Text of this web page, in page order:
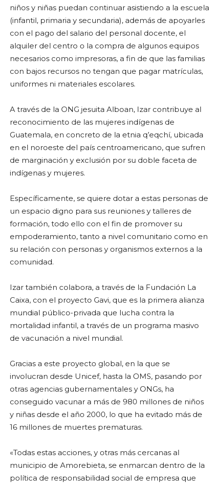
niños y niñas puedan continuar asistiendo a la escuela
(infantil, primaria y secundaria), además de apoyarles
con el pago del salario del personal docente, el
alquiler del centro o la compra de algunos equipos
necesarios como impresoras, a fin de que las familias
con bajos recursos no tengan que pagar matrículas,
uniformes ni materiales escolares.
A través de la ONG jesuita Alboan, Izar contribuye al
reconocimiento de las mujeres indígenas de
Guatemala, en concreto de la etnia q’eqchí, ubicada
en el noroeste del país centroamericano, que sufren
de marginación y exclusión por su doble faceta de
indígenas y mujeres.
Específicamente, se quiere dotar a estas personas de
un espacio digno para sus reuniones y talleres de
formación, todo ello con el fin de promover su
empoderamiento, tanto a nivel comunitario como en
su relación con personas y organismos externos a la
comunidad.
Izar también colabora, a través de la Fundación La
Caixa, con el proyecto Gavi, que es la primera alianza
mundial público-privada que lucha contra la
mortalidad infantil, a través de un programa masivo
de vacunación a nivel mundial.
Gracias a este proyecto global, en la que se
involucran desde Unicef, hasta la OMS, pasando por
otras agencias gubernamentales y ONGs, ha
conseguido vacunar a más de 980 millones de niños
y niñas desde el año 2000, lo que ha evitado más de
16 millones de muertes prematuras.
«Todas estas acciones, y otras más cercanas al
municipio de Amorebieta, se enmarcan dentro de la
política de responsabilidad social de empresa que